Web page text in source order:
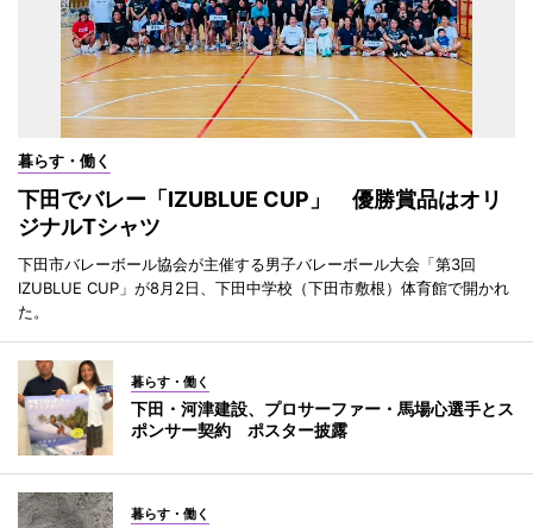
暮らす・働く
下田でバレー「IZUBLUE CUP」 優勝賞品はオリ
ジナルTシャツ
下田市バレーボール協会が主催する男子バレーボール大会「第3回
IZUBLUE CUP」が8月2日、下田中学校（下田市敷根）体育館で開かれ
た。
暮らす・働く
下田・河津建設、プロサーファー・馬場心選手とス
ポンサー契約 ポスター披露
暮らす・働く